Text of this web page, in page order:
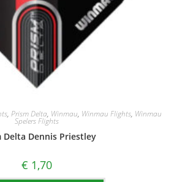
, Prism Delta, Winmau, Winmau Flights, Winmau
Spelers Flights
Delta Dennis Priestley
€ 1,70